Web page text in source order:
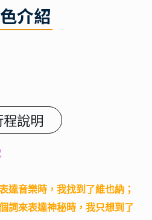
介紹
說明
樂時，我找到了維也納；
達神秘時，我只想到了